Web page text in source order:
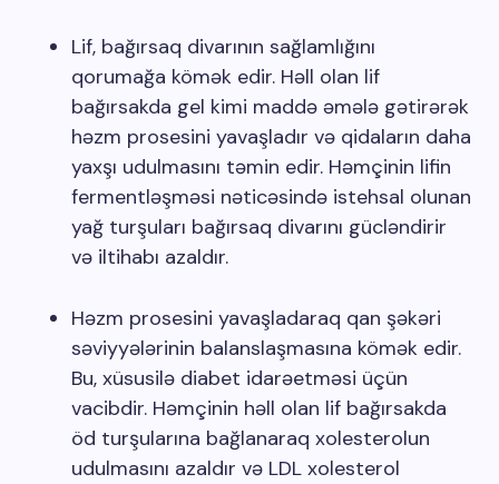
Lif, bağırsaq divarının sağlamlığını
qorumağa kömək edir. Həll olan lif
bağırsakda gel kimi maddə əmələ gətirərək
həzm prosesini yavaşladır və qidaların daha
yaxşı udulmasını təmin edir. Həmçinin lifin
fermentləşməsi nəticəsində istehsal olunan
yağ turşuları bağırsaq divarını gücləndirir
və iltihabı azaldır.
Həzm prosesini yavaşladaraq qan şəkəri
səviyyələrinin balanslaşmasına kömək edir.
Bu, xüsusilə diabet idarəetməsi üçün
vacibdir. Həmçinin həll olan lif bağırsakda
öd turşularına bağlanaraq xolesterolun
udulmasını azaldır və LDL xolesterol